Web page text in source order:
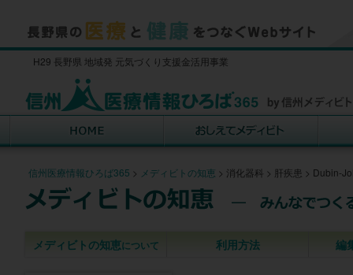
H29 長野県 地域発 元気づくり支援金活用事業
信州医療情報ひろば365 > メディビトの知恵 > 消化器科 > 肝疾患 > Dubin-
メディビトの知恵について 利用方法 編